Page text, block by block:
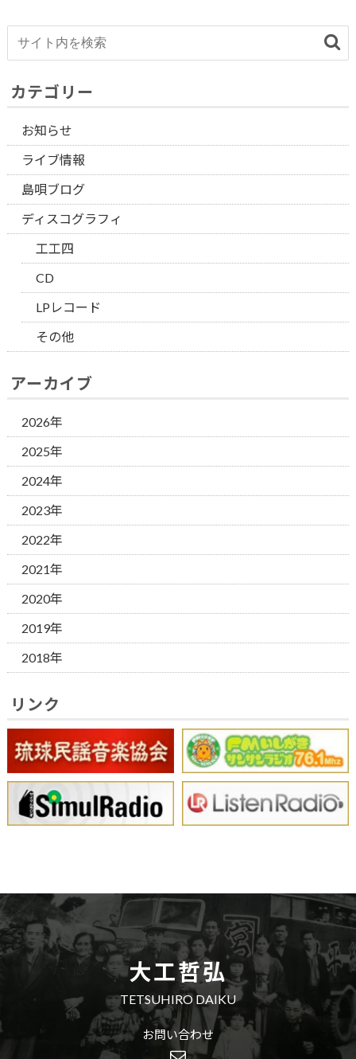
カテゴリー
お知らせ
ライブ情報
島唄ブログ
ディスコグラフィ
工工四
CD
LPレコード
その他
アーカイブ
2026年
2025年
2024年
2023年
2022年
2021年
2020年
2019年
2018年
リンク
大工哲弘
TETSUHIRO DAIKU
お問い合わせ